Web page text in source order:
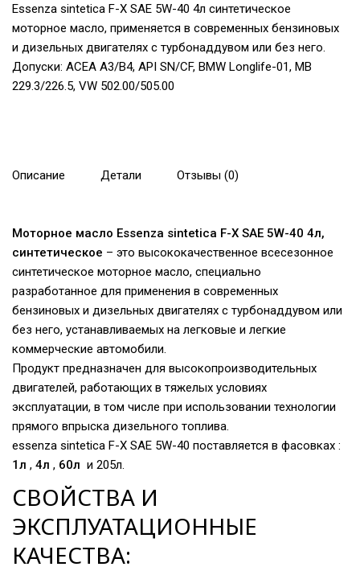
Essenza sintetica F-X SAE 5W-40 4л синтетическое
моторное масло, применяется в современных бензиновых
и дизельных двигателях с турбонаддувом или без него.
Допуски: ACEA A3/B4, API SN/CF, BMW Longlife-01, MB
229.3/226.5, VW 502.00/505.00
Описание Детали Отзывы (0)
Моторное масло Essenza sintetica F-X SAE 5W-40 4л,
синтетическое – это высококачественное всесезонное
синтетическое моторное масло, специально
разработанное для применения в современных
бензиновых и дизельных двигателях с турбонаддувом или
без него, устанавливаемых на легковые и легкие
коммерческие автомобили.
Продукт предназначен для высокопроизводительных
двигателей, работающих в тяжелых условиях
эксплуатации, в том числе при использовании технологии
прямого впрыска дизельного топлива.
essenza sintetica F-X SAE 5W-40 поставляется в фасовках :
1л , 4л , 60л и 205л.
СВОЙСТВА И
ЭКСПЛУАТАЦИОННЫЕ
КАЧЕСТВА: